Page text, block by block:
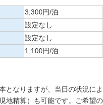
3,300円/泊
設定なし
設定なし
1,100円/泊
となりますが、当日の状況によ
地精算）も可能です。ご希望の